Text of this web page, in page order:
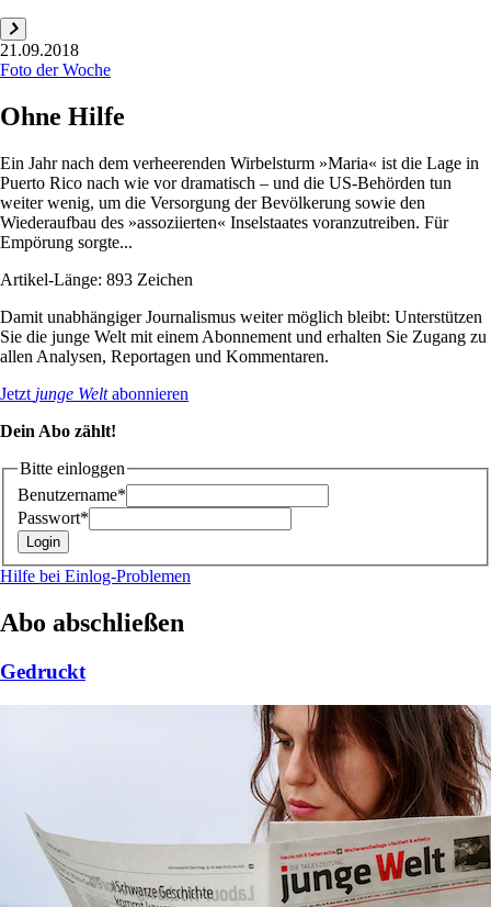
21.09.2018
Foto der Woche
Ohne Hilfe
Ein Jahr nach dem verheerenden Wirbelsturm »Maria« ist die Lage in
Puerto Rico nach wie vor dramatisch – und die US-Behörden tun
weiter wenig, um die Versorgung der Bevölkerung sowie den
Wiederaufbau des »assoziierten« Inselstaates voranzutreiben. Für
Empörung sorgte...
Artikel-Länge: 893 Zeichen
Damit unabhängiger Journalismus weiter möglich bleibt: Unterstützen
Sie die junge Welt mit einem Abonnement und erhalten Sie Zugang zu
allen Analysen, Reportagen und Kommentaren.
Jetzt junge Weltabonnieren
Dein Abo zählt!
Bitte einloggen
Benutzername*
Passwort*
Hilfe bei Einlog-Problemen
Abo abschließen
Gedruckt